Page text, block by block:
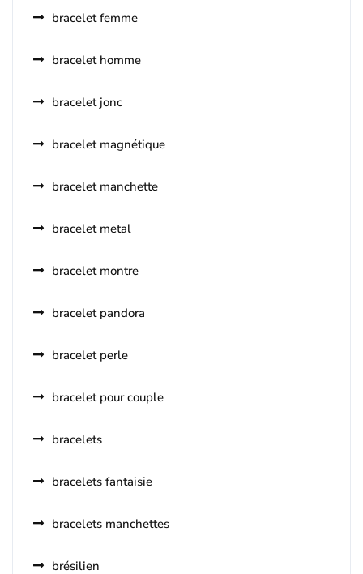
bracelet femme
bracelet homme
bracelet jonc
bracelet magnétique
bracelet manchette
bracelet metal
bracelet montre
bracelet pandora
bracelet perle
bracelet pour couple
bracelets
bracelets fantaisie
bracelets manchettes
brésilien